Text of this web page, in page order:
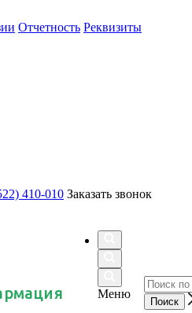
Отчетность Реквизиты
410-010 Заказать звонок
Меню